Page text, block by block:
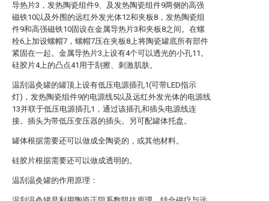
导热片3，发热陶瓷组件9、及发热陶瓷组件9两侧的高强
磁铁10以及外围的远红外发光体12和夹板8，发热陶瓷组
件9和高强磁铁10固设在金属导热片3和夹板8之间。在螺
栓6上加设螺帽7，螺帽7压在夹板8上将陶瓷罐底所有部件
紧固在一起。金属导热片3上设有4个可以透光的小孔11。
硅胶片4上的凸点41用于刮擦、刺激肌肤。
温刮温灸罐的罐顶上设有低压电源插孔1(可带LED指示
灯)，发热陶瓷组件9的电源线5以及远红外发光体的电源线
13并联于低压电源插孔1，通过该插孔和插头电源线连
接。插头为带低压变压器的插头。另可配罐体托盘。
罐体根据需要还可以做成全陶瓷的，或其他材料。
硅胶片根据需要还可以做成透明的。
温刮温灸罐的作用原理：